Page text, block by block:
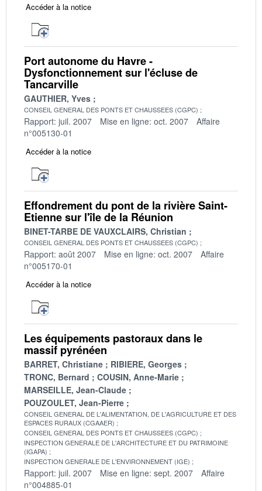
Accéder à la notice
Port autonome du Havre -
Dysfonctionnement sur l'écluse de
Tancarville
GAUTHIER, Yves
CONSEIL GENERAL DES PONTS ET CHAUSSEES (CGPC)
Rapport: juil. 2007 Mise en ligne: oct. 2007
Affaire
n°005130-01
Accéder à la notice
Effondrement du pont de la rivière Saint-
Etienne sur l'île de la Réunion
BINET-TARBE DE VAUXCLAIRS, Christian
CONSEIL GENERAL DES PONTS ET CHAUSSEES (CGPC)
Rapport: août 2007 Mise en ligne: oct. 2007
Affaire
n°005170-01
Accéder à la notice
Les équipements pastoraux dans le
massif pyrénéen
BARRET, Christiane
RIBIERE, Georges
TRONC, Bernard
COUSIN, Anne-Marie
MARSEILLE, Jean-Claude
POUZOULET, Jean-Pierre
CONSEIL GENERAL DE L'ALIMENTATION, DE L'AGRICULTURE ET DES
ESPACES RURAUX (CGAAER)
CONSEIL GENERAL DES PONTS ET CHAUSSEES (CGPC)
INSPECTION GENERALE DE L'ARCHITECTURE ET DU PATRIMOINE
(IGAPA)
INSPECTION GENERALE DE L'ENVIRONNEMENT (IGE)
Rapport: juil. 2007 Mise en ligne: sept. 2007
Affaire
n°004885-01